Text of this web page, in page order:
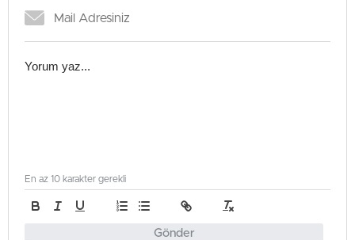
Gönder
En az 10 karakter gerekli